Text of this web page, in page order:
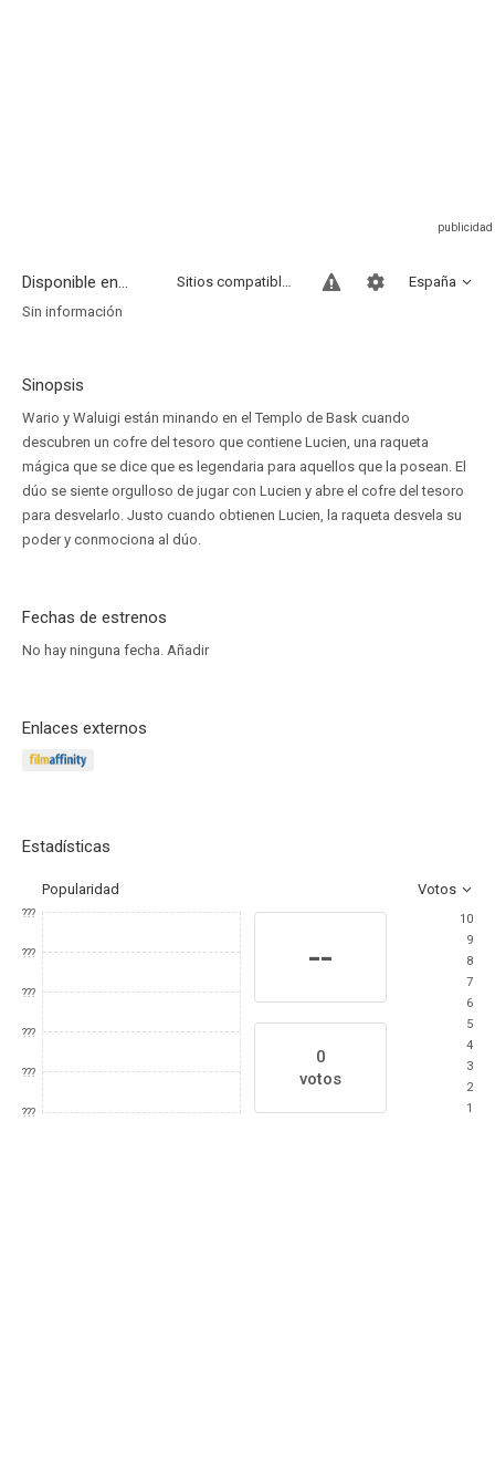
Disponible en... España
Sitios compatibles
Sin información
Sinopsis
Wario y Waluigi están minando en el Templo de Bask cuando
descubren un cofre del tesoro que contiene Lucien, una raqueta
mágica que se dice que es legendaria para aquellos que la posean. El
dúo se siente orgulloso de jugar con Lucien y abre el cofre del tesoro
para desvelarlo. Justo cuando obtienen Lucien, la raqueta desvela su
poder y conmociona al dúo.
Fechas de estrenos
No hay ninguna fecha. Añadir
Enlaces externos
Estadísticas
Popularidad Votos
???
???
???
???
???
???
--
0
votos
10
9
8
7
6
5
4
3
2
1